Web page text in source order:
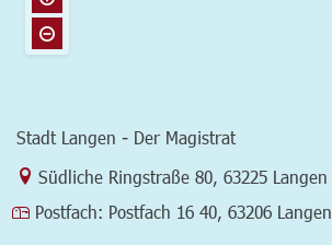
Stadt Langen - Der Magistrat
Link zur Google-Maps Navigation
Südliche Ringstraße 80 63225 Langen
Postfach: Postfach 16 40, 63206 Langen